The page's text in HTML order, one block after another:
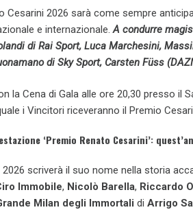
Cesarini 2026 sarà come sempre
e internazionale.A condurre
di Rai Sport, Luca Marchesini,
di Sky Sport, Carsten Füss
la Cena di Gala alle ore 20,30 presso il
i Vincitori riceveranno il Premio
‘Premio Renato Cesarini’:
2026 scriverà il suo nome nella storia
Immobile, Nicolò Barella, Riccardo
Milan degli Immortali di Arrigo